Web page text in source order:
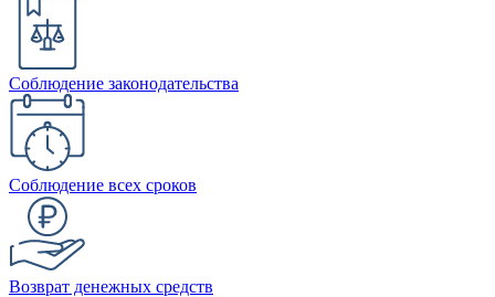
Соблюдение законодательства
Соблюдение всех сроков
Возврат денежных средств